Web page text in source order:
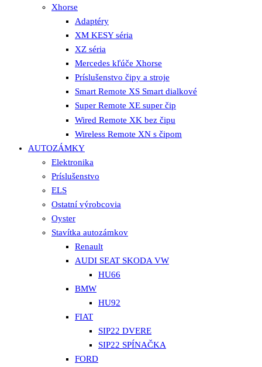
Xhorse
Adaptéry
XM KESY séria
XZ séria
Mercedes kľúče Xhorse
Príslušenstvo čipy a stroje
Smart Remote XS Smart dialkové
Super Remote XE super čip
Wired Remote XK bez čipu
Wireless Remote XN s čipom
AUTOZÁMKY
Elektronika
Príslušenstvo
ELS
Ostatní výrobcovia
Oyster
Stavítka autozámkov
Renault
AUDI SEAT SKODA VW
HU66
BMW
HU92
FIAT
SIP22 DVERE
SIP22 SPÍNAČKA
FORD